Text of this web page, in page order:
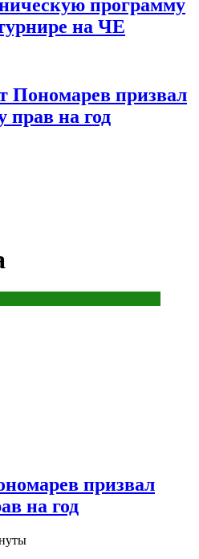
программу
на ЧЕ
Пономарев призвал
на год
призвал
на год